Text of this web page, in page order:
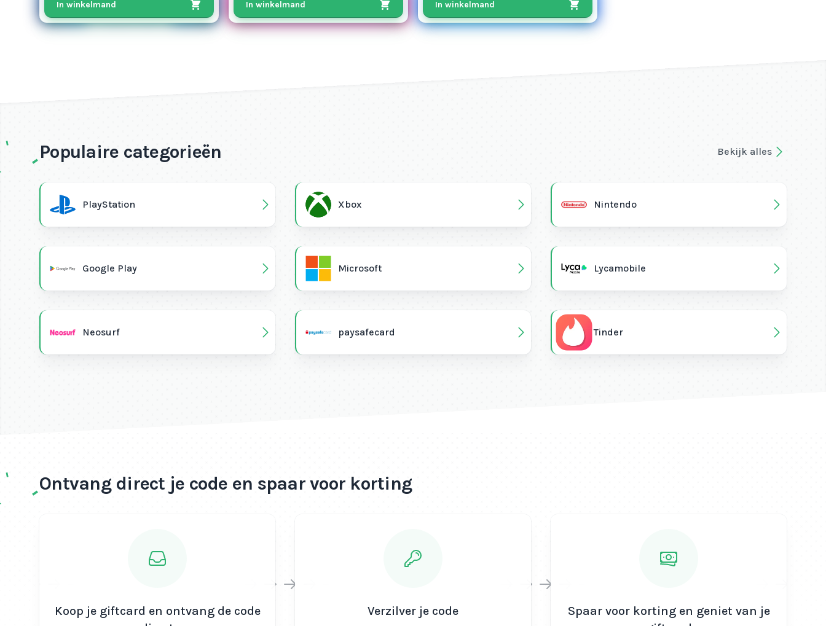
In winkelmand In winkelmand In winkelmand
Populaire categorieën Bekijk alles
PlayStation Xbox Nintendo
Google Play Microsoft Lycamobile
Neosurf paysafecard Tinder
Ontvang direct je code en spaar voor korting
Koop je giftcard en ontvang de code
Verzilver je code
Spaar voor korting en geniet van je